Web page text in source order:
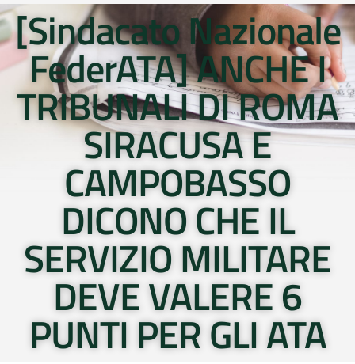
[Sindacato Nazionale
FederATA] ANCHE I
TRIBUNALI DI ROMA
SIRACUSA E
CAMPOBASSO
DICONO CHE IL
SERVIZIO MILITARE
DEVE VALERE 6
PUNTI PER GLI ATA